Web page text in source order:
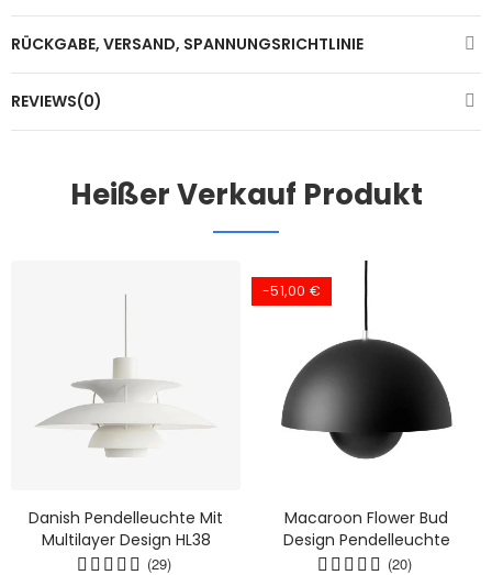
RÜCKGABE, VERSAND, SPANNUNGSRICHTLINIE
REVIEWS(0)
Heißer Verkauf Produkt
Danish Pendelleuchte Mit
Multilayer Design HL38
(29)
-51,00 €
Macaroon Flower Bud
Design Pendelleuchte
(20)